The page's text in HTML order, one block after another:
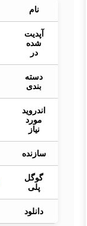
نام
آپدیت
شده
در
دسته
بندی
اندروید
مورد
نیاز
سازنده
گوگل
پلی
دانلود